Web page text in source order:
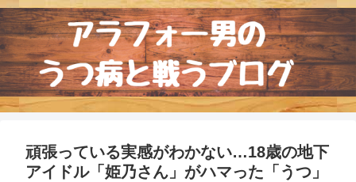
頑張っている実感がわかない…18歳の地下
アイドル「姫乃さん」がハマった「うつ」